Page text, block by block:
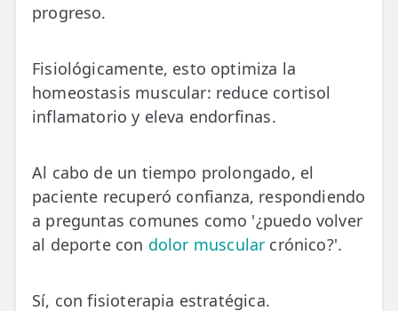
progreso.
Fisiológicamente, esto optimiza la
homeostasis muscular: reduce cortisol
inflamatorio y eleva endorfinas.
Al cabo de un tiempo prolongado, el
paciente recuperó confianza, respondiendo
a preguntas comunes como '¿puedo volver
al deporte con dolor muscular crónico?'.
Sí, con fisioterapia estratégica.